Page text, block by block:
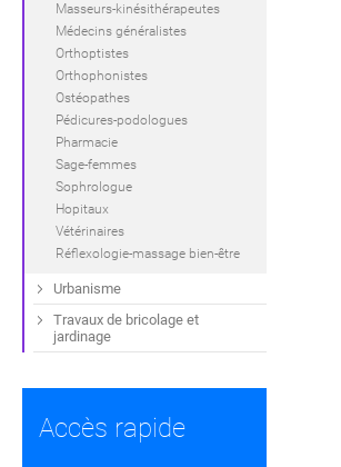
Masseurs-kinésithérapeutes
Médecins généralistes
Orthoptistes
Orthophonistes
Ostéopathes
Pédicures-podologues
Pharmacie
Sage-femmes
Sophrologue
Hopitaux
Vétérinaires
Réflexologie-massage bien-être
Urbanisme
Travaux de bricolage et
jardinage
Accès rapide